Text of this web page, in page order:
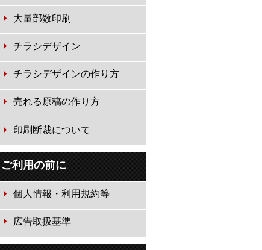
大量部数印刷
チラシデザイン
チラシデザインの作り方
売れる原稿の作り方
印刷断裁について
ご利用の前に
個人情報・利用規約等
広告取扱基準